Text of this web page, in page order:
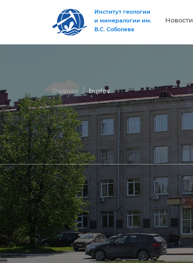
Институт геологии
и минералогии им.
В.С. Соболева
Новости
Главная buslov